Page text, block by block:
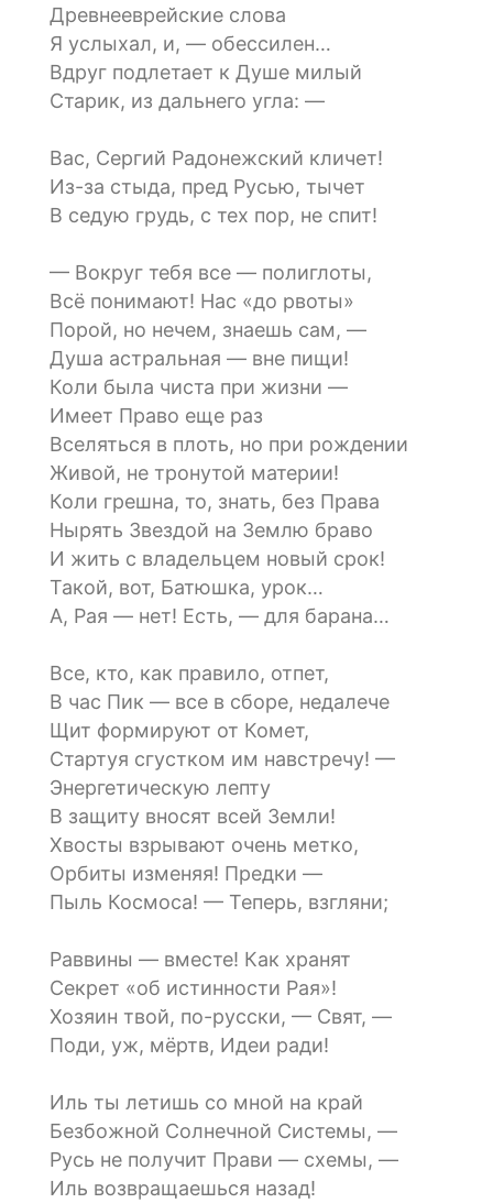
Древнееврейские слова
Я услыхал, и, — обессилен…
Вдруг подлетает к Душе милый
Старик, из дальнего угла: —
Вас, Сергий Радонежский кличет!
Из-за стыда, пред Русью, тычет
В седую грудь, с тех пор, не спит!
— Вокруг тебя все — полиглоты,
Всё понимают! Нас «до рвоты»
Порой, но нечем, знаешь сам, —
Душа астральная — вне пищи!
Коли была чиста при жизни —
Имеет Право еще раз
Вселяться в плоть, но при рождении
Живой, не тронутой материи!
Коли грешна, то, знать, без Права
Нырять Звездой на Землю браво
И жить с владельцем новый срок!
Такой, вот, Батюшка, урок…
А, Рая — нет! Есть, — для барана…
Все, кто, как правило, отпет,
В час Пик — все в сборе, недалече
Щит формируют от Комет,
Стартуя сгустком им навстречу! —
Энергетическую лепту
В защиту вносят всей Земли!
Хвосты взрывают очень метко,
Орбиты изменяя! Предки —
Пыль Космоса! — Теперь, взгляни;
Раввины — вместе! Как хранят
Секрет «об истинности Рая»!
Хозяин твой, по-русски, — Свят, —
Поди, уж, мёртв, Идеи ради!
Иль ты летишь со мной на край
Безбожной Солнечной Системы, —
Русь не получит Прави — схемы, —
Иль возвращаешься назад!